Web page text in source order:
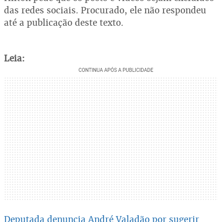
das redes sociais. Procurado, ele não respondeu
até a publicação deste texto.
Leia:
Deputada denuncia André Valadão por sugerir